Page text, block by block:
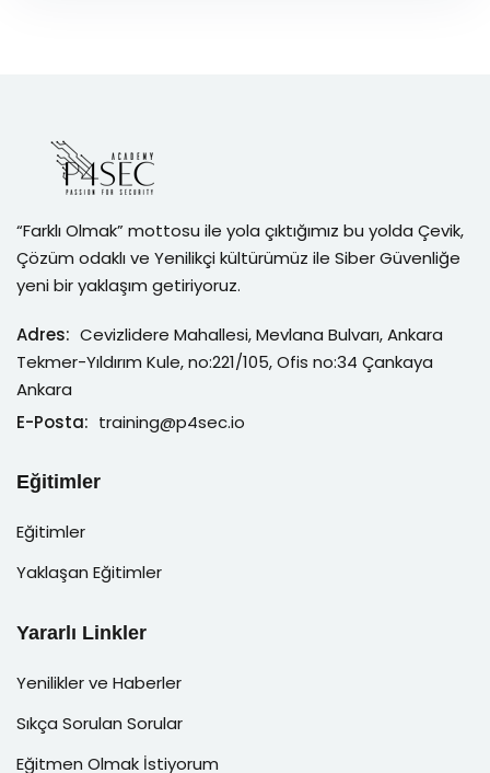
“Farklı Olmak” mottosu ile yola çıktığımız bu yolda Çevik,
Çözüm odaklı ve Yenilikçi kültürümüz ile Siber Güvenliğe
yeni bir yaklaşım getiriyoruz.
Adres: Cevizlidere Mahallesi, Mevlana Bulvarı, Ankara
Tekmer-Yıldırım Kule, no:221/105, Ofis no:34 Çankaya
Ankara
E-Posta: training@p4sec.io
Eğitimler
Eğitimler
Yaklaşan Eğitimler
Yararlı Linkler
Yenilikler ve Haberler
Sıkça Sorulan Sorular
Eğitmen Olmak İstiyorum